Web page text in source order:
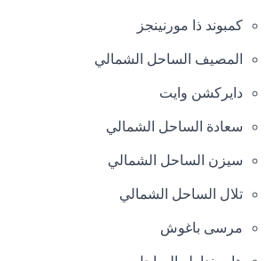
كمبوند ذا مورنينجز
المصيف الساحل الشمالي
دايركشن وايت
سعادة الساحل الشمالي
سيزن الساحل الشمالي
تلال الساحل الشمالي
مرسى باغوش